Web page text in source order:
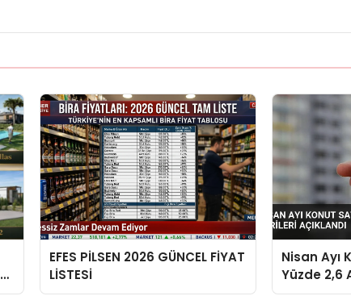
EFES PİLSEN 2026 GÜNCEL FİYAT
LİSTESİ
Nisan Ayı
Yüzde 2,6